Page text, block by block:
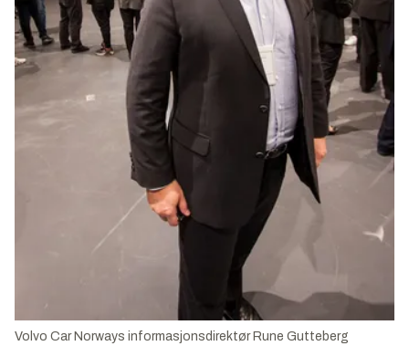
Volvo Car Norways informasjonsdirektør Rune Gutteberg